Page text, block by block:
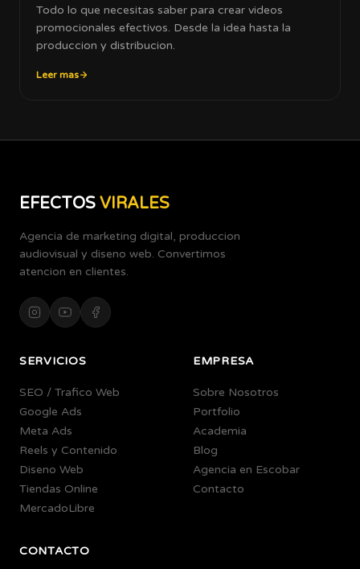
Todo lo que necesitas saber para crear videos
promocionales efectivos. Desde la idea hasta la
produccion y distribucion.
Leer mas
EFECTOS VIRALES
Agencia de marketing digital, produccion
audiovisual y diseno web. Convertimos
atencion en clientes.
SERVICIOS
SEO / Trafico Web
Google Ads
Meta Ads
Reels y Contenido
Diseno Web
Tiendas Online
MercadoLibre
EMPRESA
Sobre Nosotros
Portfolio
Academia
Blog
Agencia en Escobar
Contacto
CONTACTO